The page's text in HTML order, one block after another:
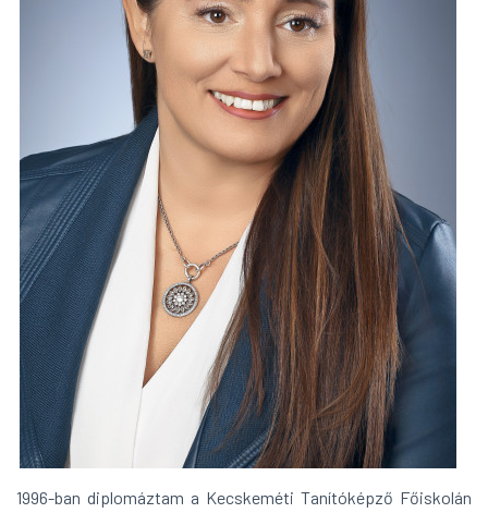
1996-ban diplomáztam a Kecskeméti Tanítóképző Főiskolán